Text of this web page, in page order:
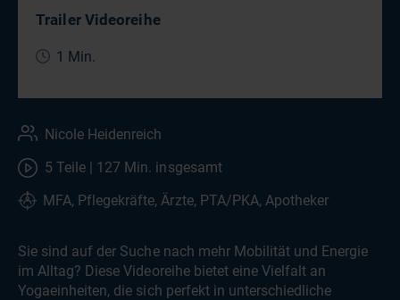
Trailer Videoreihe
1 Min.
Nicole Heidenreich
5 Teile | 127 Min. insgesamt
MFA, Pflegekräfte, Ärzte, PTA/PKA, Apotheker
Sie sind auf der Suche nach mehr Mobilität und Energie
im Alltag? Diese Videoreihe bietet eine Vielfalt an
Yogaeinheiten, die sich perfekt in unterschiedliche